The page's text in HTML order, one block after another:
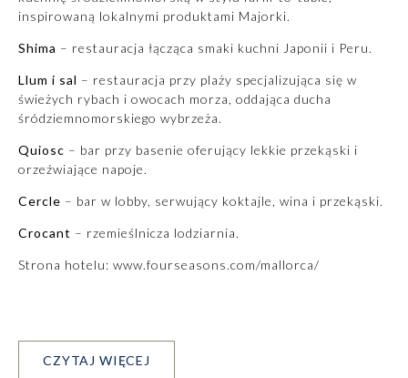
inspirowaną lokalnymi produktami Majorki.
Shima – restauracja łącząca smaki kuchni Japonii i Peru.
Llum i sal – restauracja przy plaży specjalizująca się w
świeżych rybach i owocach morza, oddająca ducha
śródziemnomorskiego wybrzeża.
Quiosc – bar przy basenie oferujący lekkie przekąski i
orzeźwiające napoje.
Cercle – bar w lobby, serwujący koktajle, wina i przekąski.
Crocant – rzemieślnicza lodziarnia.
Strona hotelu: www.fourseasons.com/mallorca/
CZYTAJ WIĘCEJ